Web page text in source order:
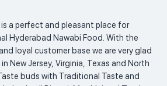
a perfect and pleasant place for
Hyderabad Nawabi Food. With the
loyal customer base we are very glad
New Jersey, Virginia, Texas and North
buds with Traditional Taste and